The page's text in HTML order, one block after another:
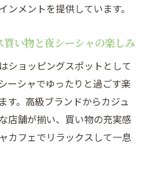
ンメントを提供しています。
い物と夜シーシャの楽しみ
ショッピングスポットとして
ーシャでゆったりと過ごす楽
す。高級ブランドからカジュ
店舗が揃い、買い物の充実感
カフェでリラックスして一息